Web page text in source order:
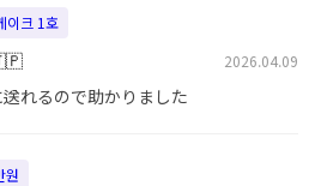
이크 1호
2026.04.09
れるので助かりました
원